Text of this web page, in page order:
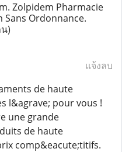
Zolpidem Pharmacie
Sans Ordonnance.
)
แจ้งลบ
de haute
l&agrave; pour vous !
une grande
de haute
comp&eacute;titifs.